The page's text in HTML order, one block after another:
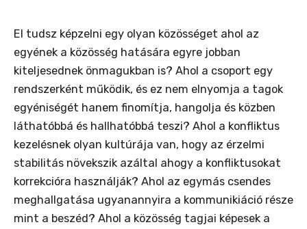
El tudsz képzelni egy olyan közösséget ahol az
egyének a közösség hatására egyre jobban
kiteljesednek önmagukban is? Ahol a csoport egy
rendszerként működik, és ez nem elnyomja a tagok
egyéniségét hanem finomítja, hangolja és közben
láthatóbbá és hallhatóbbá teszi? Ahol a konfliktus
kezelésnek olyan kultúrája van, hogy az érzelmi
stabilitás növekszik azáltal ahogy a konfliktusokat
korrekcióra használják? Ahol az egymás csendes
meghallgatása ugyanannyira a kommunikiáció része
mint a beszéd? Ahol a közösség tagjai képesek a